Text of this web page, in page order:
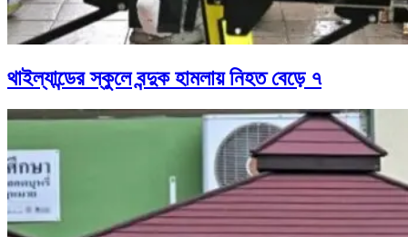
থাইল্যান্ডের স্কুলে বন্দুক হামলায় নিহত বেড়ে ৭